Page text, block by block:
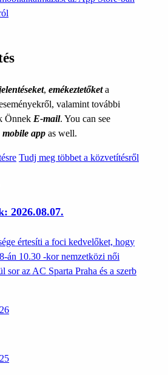
, emékeztetőketa
valamint további
Önnek E-mail. You can see
mobile app as well.
Tudj meg többet a közvetítésről
2026.08.07.
értesíti a foci kedvelőket, hogy
án 10.30 -kor nemzetközi női
sor az AC Sparta Praha és a szerb